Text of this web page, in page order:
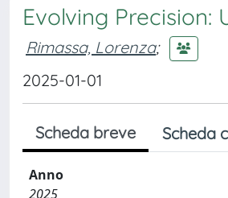
Evolving
Rimassa, Lorenza;
2025-01-01
Scheda breve Scheda
Anno
2025